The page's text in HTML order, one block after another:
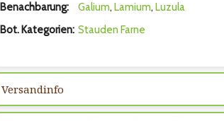
Benachbarung:
Galium, Lamium, Luzula
Bot. Kategorien: Stauden Farne
Versandinfo